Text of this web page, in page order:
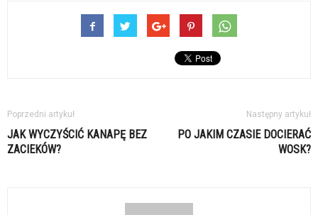
Poprzedni artykuł
JAK WYCZYŚCIĆ KANAPĘ BEZ
ZACIEKÓW?
Następny artykuł
PO JAKIM CZASIE DOCIERAĆ
WOSK?